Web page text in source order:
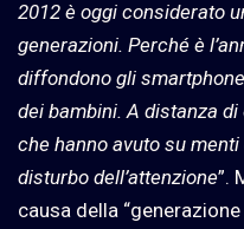
2012 è oggi considerato
generazioni. Perché è
diffondono gli
dei bambini. A distanza
che hanno avuto su
disturbo dell’attenzione”.
causa della